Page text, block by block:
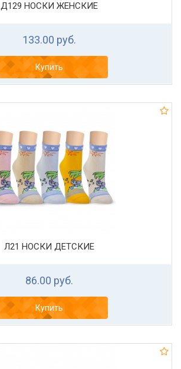
Д129 НОСКИ ЖЕНСКИЕ
133.00 руб.
Купить
Л21 НОСКИ ДЕТСКИЕ
86.00 руб.
Купить